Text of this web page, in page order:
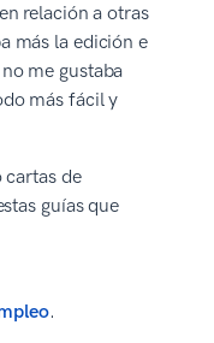
relación a otras
más la edición e
me gustaba
más fácil y
cartas de
guías que
.